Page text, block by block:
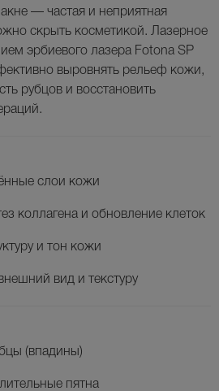
— частая и неприятная
скрыть косметикой. Лазерное
эрбиевого лазера Fotona SP
выровнять рельеф кожи ,
рубцов и восстановить
.
слои кожи
коллагена и обновление клеток
и тон кожи
вид и текстуру
(впадины)
пятна